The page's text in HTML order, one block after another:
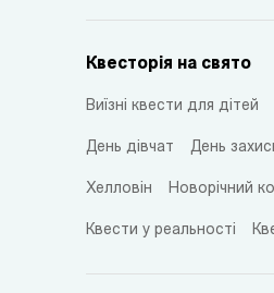
Квесторія на свято
Виїзні квести для дітей
День дівчат День
Хелловін Новорічний
Квести у реальності